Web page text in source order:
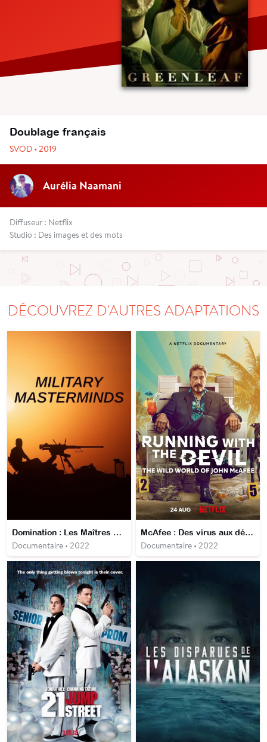
Doublage français
SVOD • 2019
Aurélia Naamani
Diffuseur : Netflix
Studio : Des images et des mots
DÉCOUVREZ D'AUTRES ADAPTATIONS
Domination : Les Maîtres de guerre
Documentaire • 2022
McAfee : Des virus aux démons
Documentaire • 2022